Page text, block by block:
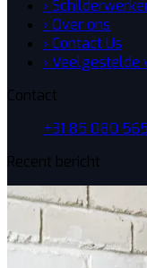
›
› Over ons
› Contact Us
› Veelgestelde
Contact
+31 85 080
Recent bericht